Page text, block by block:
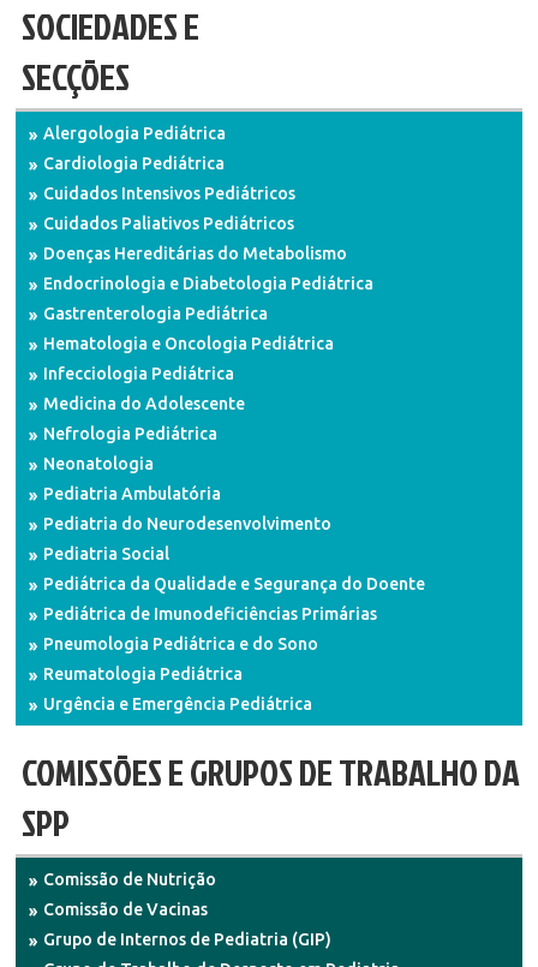
SOCIEDADES E
SECÇÕES
Alergologia Pediátrica
Cardiologia Pediátrica
Cuidados Intensivos Pediátricos
Cuidados Paliativos Pediátricos
Doenças Hereditárias do Metabolismo
Endocrinologia e Diabetologia Pediátrica
Gastrenterologia Pediátrica
Hematologia e Oncologia Pediátrica
Infecciologia Pediátrica
Medicina do Adolescente
Nefrologia Pediátrica
Neonatologia
Pediatria Ambulatória
Pediatria do Neurodesenvolvimento
Pediatria Social
Pediátrica da Qualidade e Segurança do Doente
Pediátrica de Imunodeficiências Primárias
Pneumologia Pediátrica e do Sono
Reumatologia Pediátrica
Urgência e Emergência Pediátrica
COMISSÕES E GRUPOS DE TRABALHO DA
SPP
Comissão de Nutrição
Comissão de Vacinas
Grupo de Internos de Pediatria (GIP)